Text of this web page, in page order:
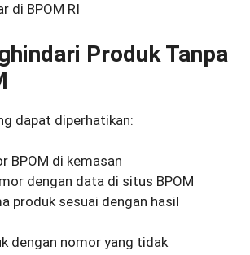
di BPOM RI
Produk Tanpa
dapat diperhatikan:
BPOM di kemasan
dengan data di situs BPOM
produk sesuai dengan hasil
dengan nomor yang tidak